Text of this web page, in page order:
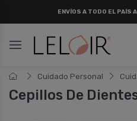
ENVÍOS A TODO EL PAÍS
Cuidado Personal
Cepillos De